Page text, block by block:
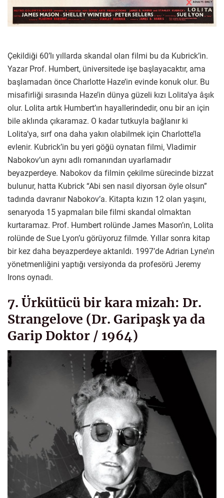
Çekildiği 60’lı yıllarda skandal olan filmi bu da Kubrick’in.
Yazar Prof. Humbert, üniversitede işe başlayacaktır, ama
başlamadan önce Charlotte Haze’in evinde konuk olur. Bu
misafirliği sırasında Haze’in dünya güzeli kızı Lolita’ya âşık
olur. Lolita artık Humbert’ın hayallerindedir, onu bir an için
bile aklında çıkaramaz. O kadar tutkuyla bağlanır ki
Lolita’ya, sırf ona daha yakın olabilmek için Charlotte’la
evlenir. Kubrick’in bu yeri göğü oynatan filmi, Vladimir
Nabokov’un aynı adlı romanından uyarlamadır
beyazperdeye. Nabokov da filmin çekilme sürecinde bizzat
bulunur, hatta Kubrick “Abi sen nasıl diyorsan öyle olsun”
tadında davranır Nabokov’a. Kitapta kızın 12 olan yaşını,
senaryoda 15 yapmaları bile filmi skandal olmaktan
kurtaramaz. Prof. Humbert rolünde James Mason’ın, Lolita
rolünde de Sue Lyon’u görüyoruz filmde. Yıllar sonra kitap
bir kez daha beyazperdeye aktarıldı. 1997’de Adrian Lyne’ın
yönetmenliğini yaptığı versiyonda da profesörü Jeremy
Irons oynadı.
7. Ürkütücü bir kara mizah: Dr.
Strangelove (Dr. Garipaşk ya da
Garip Doktor / 1964)